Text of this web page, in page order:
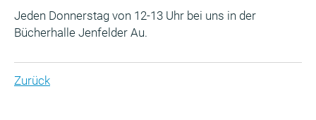
Jeden Donnerstag von 12-13 Uhr bei uns in der
Bücherhalle Jenfelder Au.
Zurück